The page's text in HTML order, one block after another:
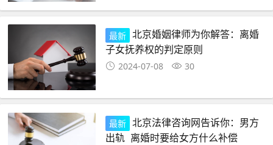
最新 北京婚姻律师为你解答：离婚
子女抚养权的判定原则
2024-07-08 30
最新 北京法律咨询网告诉你：男方
出轨_离婚时要给女方什么补偿